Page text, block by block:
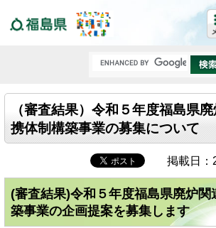
（審査結果）令和５年度福島県
携体制構築事業の募集について
掲載日：
(審査結果)令和５年度福島県廃炉関
築事業の企画提案を募集します